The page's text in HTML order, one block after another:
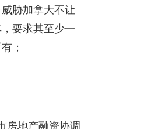
胁加拿大不让
要求其至少一
；
房地产融资协调